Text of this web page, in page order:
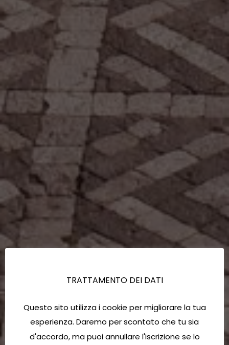
TRATTAMENTO DEI DATI
Questo sito utilizza i cookie per migliorare la tua
esperienza. Daremo per scontato che tu sia
d'accordo, ma puoi annullare l'iscrizione se lo